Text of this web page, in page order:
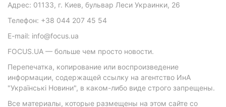
Адрес: 01133, г. Киев, бульвар Леси Украинки, 26
Телефон: +38 044 207 45 54
E-mail: info@focus.ua
FOCUS.UA — больше чем просто новости.
Перепечатка, копирование или воспроизведение
информации, содержащей ссылку на агентство ИнА
"Українські Новини", в каком-либо виде строго запрещены.
Все материалы, которые размещены на этом сайте со